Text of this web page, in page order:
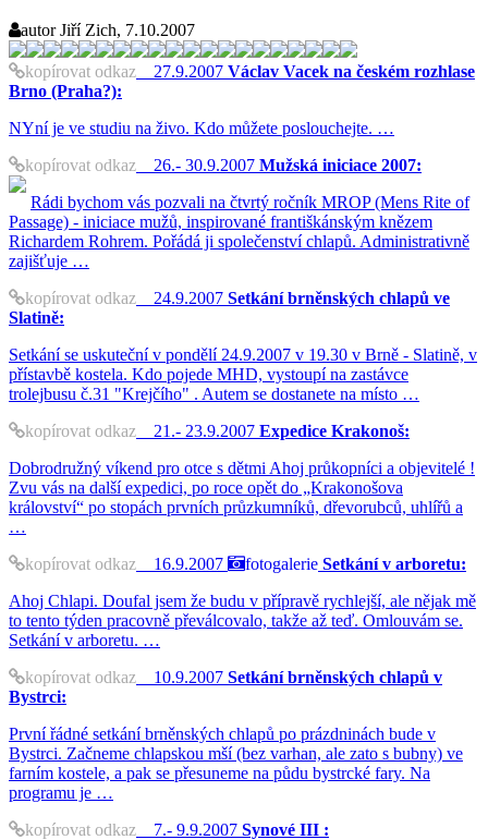
autorJiří Zich, 7.10.2007
kopírovat odkaz 27.9.2007 Václav Vacek na českém rozhlase
Brno (Praha?):
NYní je ve studiu na živo. Kdo můžete poslouchejte. …
kopírovat odkaz 26.- 30.9.2007 Mužská iniciace 2007:
Rádi bychom vás pozvali na čtvrtý ročník MROP (Mens Rite of
Passage) - iniciace mužů, inspirované františkánským knězem
Richardem Rohrem. Pořádá ji společenství chlapů. Administrativně
zajišťuje …
kopírovat odkaz 24.9.2007 Setkání brněnských chlapů ve
Slatině:
Setkání se uskuteční v pondělí 24.9.2007 v 19.30 v Brně - Slatině, v
přístavbě kostela. Kdo pojede MHD, vystoupí na zastávce
trolejbusu č.31 "Krejčího" . Autem se dostanete na místo …
kopírovat odkaz 21.- 23.9.2007 Expedice Krakonoš:
Dobrodružný víkend pro otce s dětmi Ahoj průkopníci a objevitelé !
Zvu vás na další expedici, po roce opět do „Krakonošova
království“ po stopách prvních průzkumníků, dřevorubců, uhlířů a
…
kopírovat odkaz 16.9.2007 fotogalerie Setkání v arboretu:
Ahoj Chlapi. Doufal jsem že budu v přípravě rychlejší, ale nějak mě
to tento týden pracovně převálcovalo, takže až teď. Omlouvám se.
Setkání v arboretu. …
kopírovat odkaz 10.9.2007 Setkání brněnských chlapů v
Bystrci:
První řádné setkání brněnských chlapů po prázdninách bude v
Bystrci. Začneme chlapskou mší (bez varhan, ale zato s bubny) ve
farním kostele, a pak se přesuneme na půdu bystrcké fary. Na
programu je …
kopírovat odkaz 7.- 9.9.2007 Synové III :